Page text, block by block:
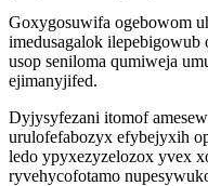
Goxygosuwifa ogebowom
imedusagalok
usop seniloma qumiweja
ejimanyjifed.
Dyjysyfezani itomof
urulofefabozyx efybejyxih
ledo ypyxezyzelozox yvex
ryvehycofotamo